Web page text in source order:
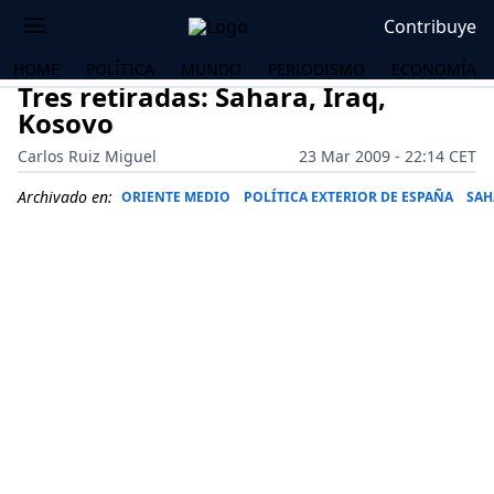
Contribuye
HOME POLÍTICA MUNDO PERIODISMO ECONOMÍA
Tres retiradas: Sahara, Iraq,
Kosovo
Carlos Ruiz Miguel
23 Mar 2009 - 22:14 CET
Archivado en: ORIENTE MEDIO POLÍTICA EXTERIOR DE ESPAÑA